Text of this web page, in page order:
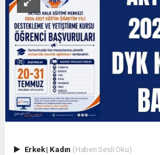
Erkek| Kadın (Haberi Sesli Oku)